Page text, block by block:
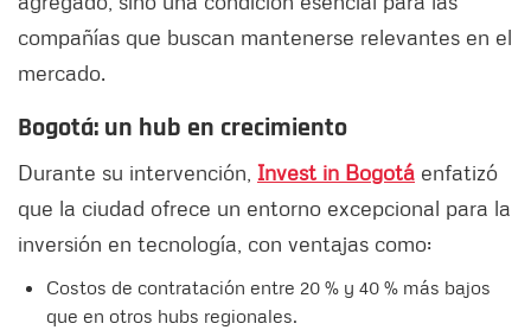
compañías que buscan mantenerse relevantes en el
mercado.
Bogotá: un hub en crecimiento
Durante su intervención, Invest in Bogotá enfatizó
que la ciudad ofrece un entorno excepcional para la
inversión en tecnología, con ventajas como:
Costos de contratación entre 20 % y 40 % más bajos
que en otros hubs regionales.